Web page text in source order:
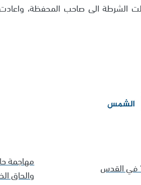
الشرطة الى صاحب المحفظة، واعادت
في القدس
مهاجمة
والحاق